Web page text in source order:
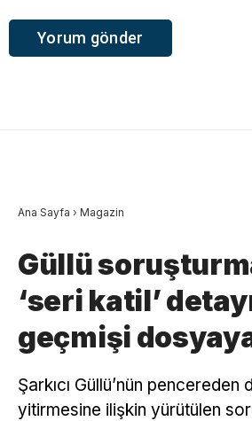
Ana Sayfa › Magazin
Güllü
‘seri katil’
geçmişi
Şarkıcı Güllü’nün pencereden
yitirmesine ilişkin yürütülen